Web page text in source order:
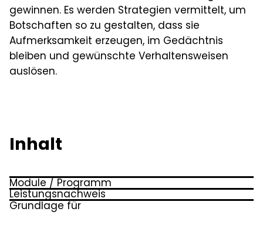
gewinnen. Es werden Strategien vermittelt, um
Botschaften so zu gestalten, dass sie
Aufmerksamkeit erzeugen, im Gedächtnis
bleiben und gewünschte Verhaltensweisen
auslösen.
Inhalt
Module / Programm
Werbung und Kaufen
Leistungsnachweis
Transferprotokolle
Grundlage für